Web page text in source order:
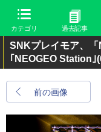
カテゴリ 過去記事
SNKプレイモア、「
｢NEOGEO Station｣
前の画像